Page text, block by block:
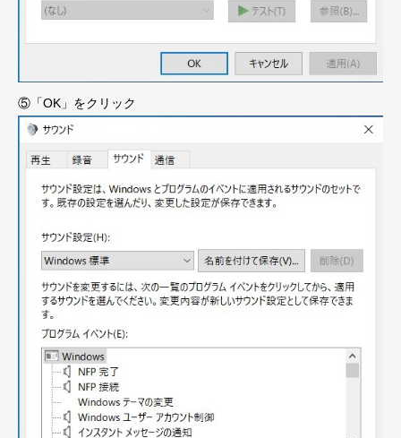
⑤「OK」をクリック